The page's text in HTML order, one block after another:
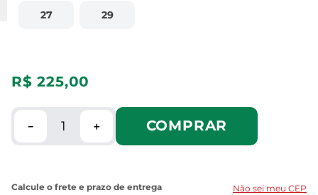
27 29
R$ 225,00
＋
－ COMPRAR
Não sei meu CEP